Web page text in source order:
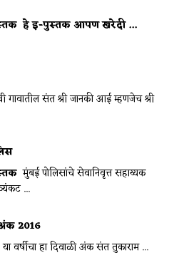
हे इ-पुस्तक आपण खरेदी ...
गावातील संत श्री जानकी आई म्हणजेच श्री
मुंबई पोलिसांचे सेवानिवृत्त सहाय्यक
...
2016
वर्षीचा हा दिवाळी अंक संत तुकाराम ...